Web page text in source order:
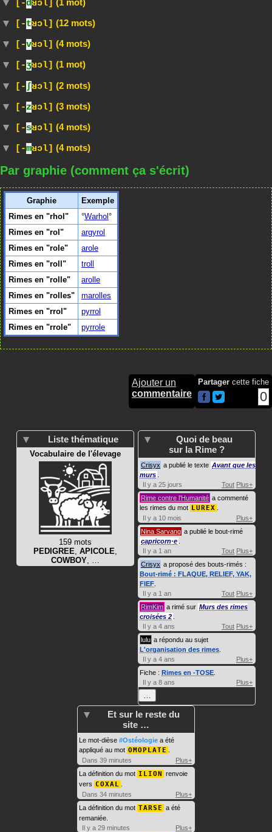
[-dʁɔl]
[-tʁɔl] (12 mots)
[-vʁɔl] (4 mots)
[-ʒʁɔl] (1 mot)
[- ∫ʁɔl] (2 mots)
[-zʁɔl] (3 mots)
[-sʁɔl] (4 mots)
[-mʁɔl] (4 mots)
Par graphie (comment ça s'écrit)
Graphie
Exemple
Rimes en "rhol"
Warhol
Rimes en "rol"
argyrol
Rimes en "role"
arole
Rimes en "roll"
troll
Rimes en "rolle"
arolle
Rimes en "rolles"
marolles
Rimes en "rrol"
pyrrol
Rimes en "rrole"
pyrrole
Ajouter un
commentaire
Partager cette fiche
0
Liste thématique
Vocabulaire de l'élevage
159 mots
PEDIGREE APICOLE
COWBOY
Quoi de beau
sur la Rime ?
Crisyx a publié le texte Avant que les
murs
Il y a 25 jours
Tout Plus+
Rime contre l'Humanité a commenté
les rimes du mot LUREX
Il y a 10 mois
Plus+
Nina Sarvang a publié le bout-rimé
capricorn·e
Il y a 1 an
Tout Plus+
Crisyx a proposé des bouts-rimés :
Bout-rimé : FLAQUE, RELIEF, YAK,
FIEF
Il y a 1 an
Tout Plus+
RimKim a rimé sur Murs des rimes
croisées 2
Il y a 4 ans
Tout Plus+
lulu a répondu au sujet
L'organisation des rimes
Il y a 4 ans
Plus+
Fiche : Rimes en -TOSE
Il y a 8 ans
Plus+
Et sur le reste du
site …
Le mot-dièse #Ostéologie a été
appliqué au mot OMOPLATE
Dans 39 minutes
Plus+
La définition du mot ILION renvoie
vers COXAL
Dans 34 minutes
Plus+
La définition du mot TARSE a été
remaniée.
Il y a 29 minutes
Plus+